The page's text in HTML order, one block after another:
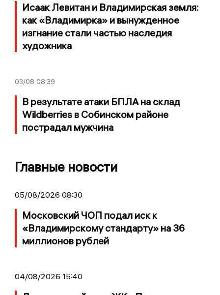
Исаак Левитан и Владимирская земля:
как «Владимирка» и вынужденное
изгнание стали частью наследия
художника
03/08 08:39
В результате атаки БПЛА на склад
Wildberries в Собинском районе
пострадал мужчина
Главные новости
05/08/2026 08:30
Московский ЧОП подал иск к
«Владимирскому стандарту» на 36
миллионов рублей
04/08/2026 15:40